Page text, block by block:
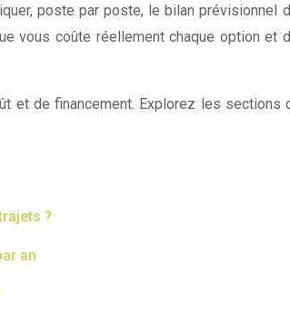
poste par poste, le bilan prévisionnel
vous coûte réellement chaque option et
et de financement. Explorez les sections
?
an